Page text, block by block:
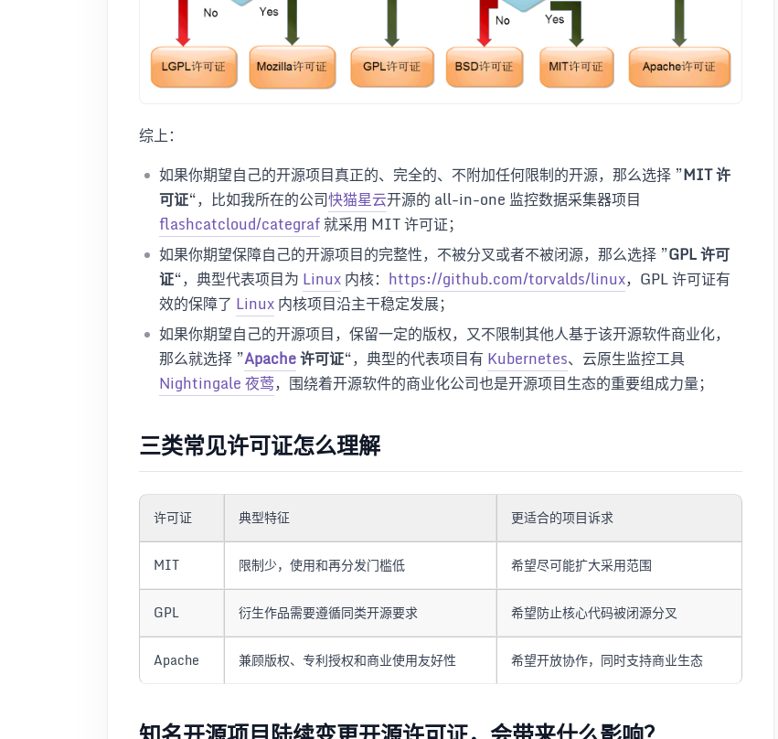
综上：
如果你期望自己的开源项目真正的、完全的、不附加任何限制的开源，那么选择 ”MIT 许
可证“，比如我所在的公司快猫星云开源的 all-in-one 监控数据采集器项目
flashcatcloud/categraf就采用 MIT 许可证；
如果你期望保障自己的开源项目的完整性，不被分叉或者不被闭源，那么选择 ”GPL 许可
证“，典型代表项目为 Linux内核： https://github.com/torvalds/linux，GPL 许可证有
效的保障了 Linux内核项目沿主干稳定发展；
如果你期望自己的开源项目，保留一定的版权，又不限制其他人基于该开源软件商业化，
那么就选择 ”Apache许可证“，典型的代表项目有 Kubernetes、云原生监控工具
Nightingale 夜莺，围绕着开源软件的商业化公司也是开源项目生态的重要组成力量；
三类常见许可证怎么理解
许可证 典型特征 更适合的项目诉求
MIT 限制少，使用和再分发门槛低 希望尽可能扩大采用范围
GPL 衍生作品需要遵循同类开源要求 希望防止核心代码被闭源分叉
Apache 兼顾版权、专利授权和商业使用友好性 希望开放协作，同时支持商业生态